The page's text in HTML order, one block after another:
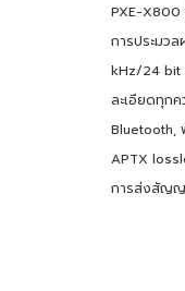
PXE-X800
การประมว
kHz/24 bit
ละเอียดทุก
Bluetooth,
APTX
การส่งสัญญ